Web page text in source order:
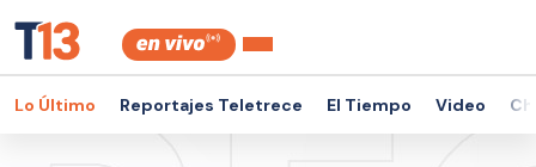
Lo Último Reportajes Teletrece El Tiempo Video